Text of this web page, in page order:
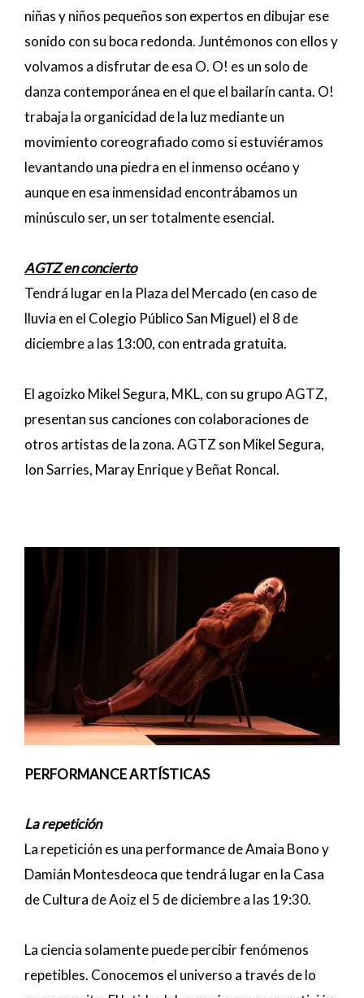
niñas y niños pequeños son expertos en dibujar ese
sonido con su boca redonda. Juntémonos con ellos y
volvamos a disfrutar de esa O. O! es un solo de
danza contemporánea en el que el bailarín canta. O!
trabaja la organicidad de la luz mediante un
movimiento coreografiado como si estuviéramos
levantando una piedra en el inmenso océano y
aunque en esa inmensidad encontrábamos un
minúsculo ser, un ser totalmente esencial.
AGTZ en concierto
Tendrá lugar en la Plaza del Mercado (en caso de
lluvia en el Colegio Público San Miguel) el 8 de
diciembre a las 13:00, con entrada gratuita.
El agoizko Mikel Segura, MKL, con su grupo AGTZ,
presentan sus canciones con colaboraciones de
otros artistas de la zona. AGTZ son Mikel Segura,
Ion Sarries, Maray Enrique y Beñat Roncal.
PERFORMANCE ARTÍSTICAS
La repetición
La repetición es una performance de Amaia Bono y
Damián Montesdeoca que tendrá lugar en la Casa
de Cultura de Aoiz el 5 de diciembre a las 19:30.
La ciencia solamente puede percibir fenómenos
repetibles. Conocemos el universo a través de lo